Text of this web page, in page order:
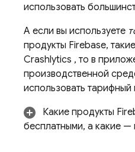
использовать
А если вы используете
продукты Firebase,
Crashlytics , то в
производственной
использовать тарифный
Какие продукты
бесплатными, а какие —